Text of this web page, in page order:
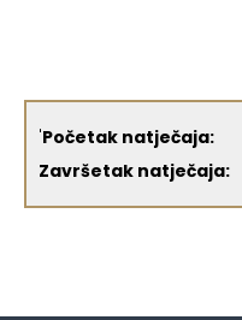
'Početak natječaja:
Završetak natječaja: